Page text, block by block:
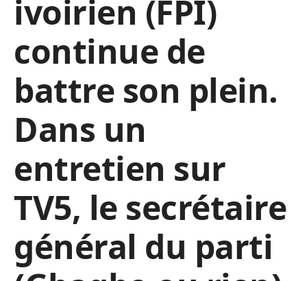
ivoirien (FPI)
continue de
battre son plein.
Dans un
entretien sur
TV5, le secrétaire
général du parti